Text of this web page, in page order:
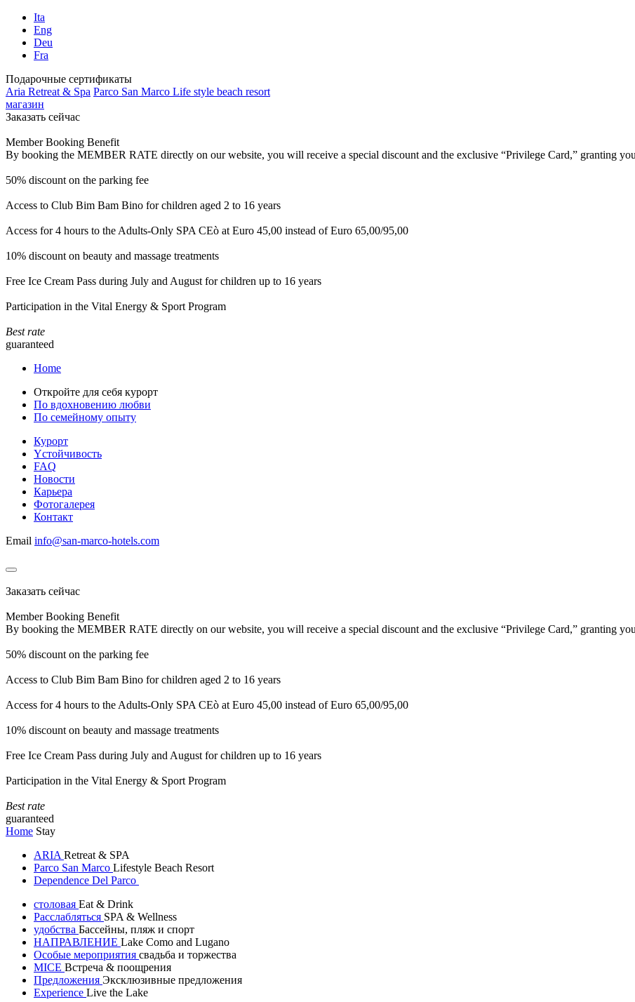
Ita
Eng
Deu
Fra
Подарочные сертификаты
Aria Retreat & Spa Parco San Marco Life style beach resort
магазин
Заказать сейчас
Member Booking Benefit
By booking the MEMBER RATE directly on our website, you will receive a special discount and the exclusive “Privilege Card,” granting
50% discount on the parking fee
Access to Club Bim Bam Bino for children aged 2 to 16 years
Access for 4 hours to the Adults-Only SPA CEò at Euro 45,00 instead of Euro 65,00/95,00
10% discount on beauty and massage treatments
Free Ice Cream Pass during July and August for children up to 16 years
Participation in the Vital Energy & Sport Program
Best rate
guaranteed
Home
Откройте для себя курорт
По вдохновению любви
По семейному опыту
Курорт
Yстойчивость
FAQ
Новости
Карьера
Фотогалерея
Контакт
Email info@san-marco-hotels.com
Заказать сейчас
Member Booking Benefit
By booking the MEMBER RATE directly on our website, you will receive a special discount and the exclusive “Privilege Card,” granting
50% discount on the parking fee
Access to Club Bim Bam Bino for children aged 2 to 16 years
Access for 4 hours to the Adults-Only SPA CEò at Euro 45,00 instead of Euro 65,00/95,00
10% discount on beauty and massage treatments
Free Ice Cream Pass during July and August for children up to 16 years
Participation in the Vital Energy & Sport Program
Best rate
guaranteed
Home Stay
ARIA Retreat & SPA
Parco San Marco Lifestyle Beach Resort
Dependence Del Parco
столовая Eat & Drink
Расслабляться SPA & Wellness
удобства Бассейны, пляж и спорт
НАПРАВЛЕНИЕ Lake Como and Lugano
Особые мероприятия свадьба и торжества
MICE Встреча & поощрения
Предложения Эксклюзивные предложения
Experience Live the Lake